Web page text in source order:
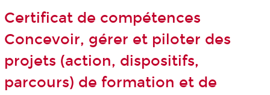
Certificat de compétences
Concevoir, gérer et piloter des
projets (action, dispositifs,
parcours) de formation et de